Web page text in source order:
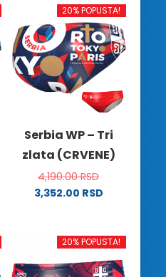
20% POPUSTA!
Serbia WP – Tri
zlata (CRVENE)
4,190.00RSD
3,352.00 RSD
ima
20% POPUSTA!